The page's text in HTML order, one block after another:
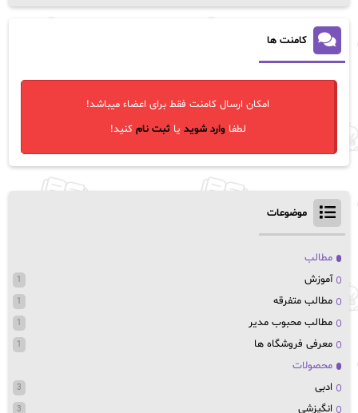
کامنت ها
امکان ارسال کامنت فقط برای اعضاء میباشد!
لطفاوارد شوید یاثبت نام کنید!
موضوعات
مطالب
آموزش
1
مطالب متفرقه 1
مطالب محبوب مدیر 1
معرفی فروشگاه ها 1
محصولات
ادبی
3
انگیزشی 3